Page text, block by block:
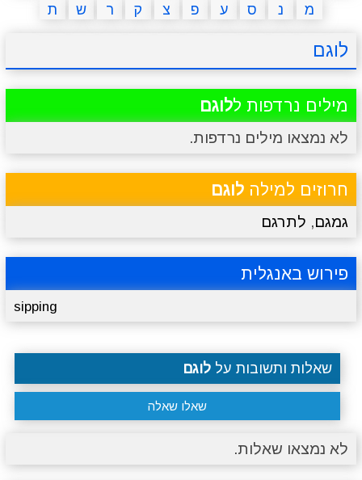
איש תלוי מדריכים פוקימון גו מצא הבדלים
יצירה משחקי בנות אשליות חדשות
מ
נ ס ע פ צ ק ר ש ת
לוגם
מילים נרדפות ללוגם
לא נמצאו מילים נרדפות.
חרוזים למילה לוגם
גמגם, לתרגם
פירוש באנגלית
sipping
שאלות ותשובות על לוגם
שאלו שאלה
לא נמצאו שאלות.